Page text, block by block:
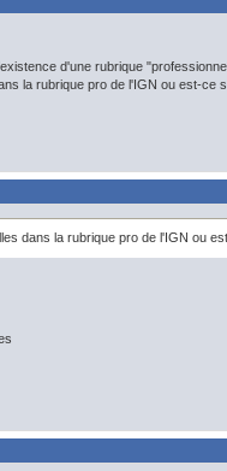
d'une rubrique
la rubrique pro de l'IGN ou est-ce
dans la rubrique pro de l'IGN ou